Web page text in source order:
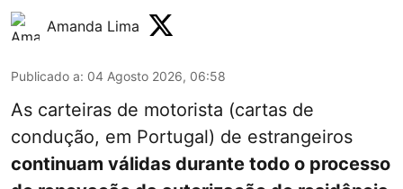
Amanda Lima
Publicado a: 04 Agosto 2026, 06:58
As carteiras de motorista (cartas de
condução, em Portugal) de estrangeiros
continuam válidas durante todo o processo